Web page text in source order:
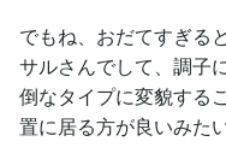
でもね、おだてすぎる
サルさんでして、調子
倒なタイプに変貌する
置に居る方が良いみた